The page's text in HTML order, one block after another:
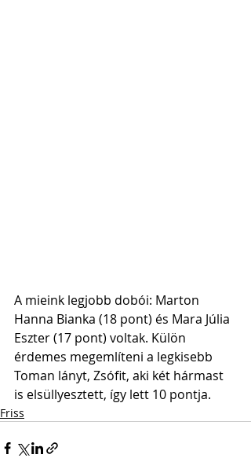
A mieink legjobb dobói: Marton
Hanna Bianka (18 pont) és Mara Júlia
Eszter (17 pont) voltak. Külön
érdemes megemlíteni a legkisebb
Toman lányt, Zsófit, aki két hármast
is elsüllyesztett, így lett 10 pontja.
Friss